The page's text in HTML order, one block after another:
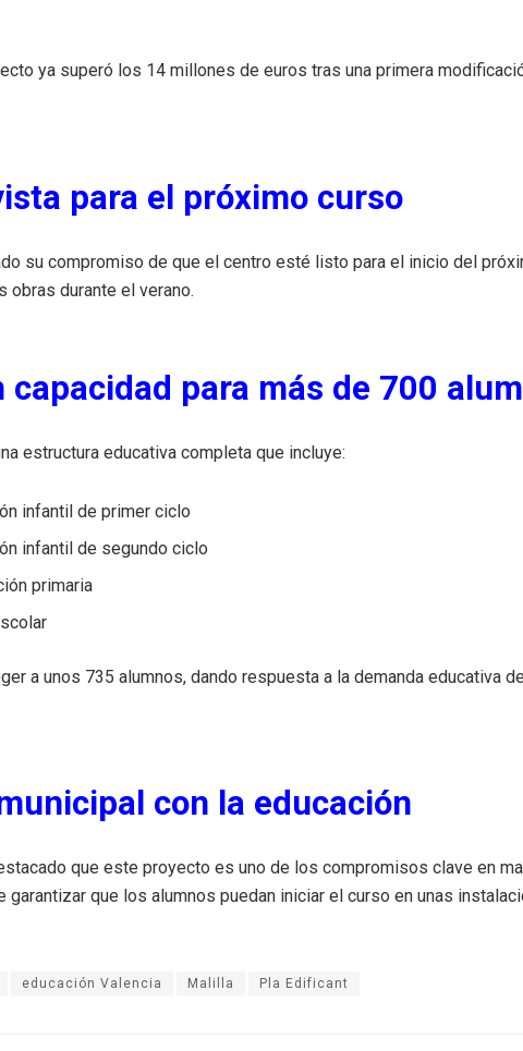
ya superó los 14 millones de euros tras una primera
para el próximo curso
su compromiso de que el centro esté listo para el inicio del
obras durante el verano.
capacidad para más de 700
estructura educativa completa que incluye:
infantil de primer ciclo
infantil de segundo ciclo
primaria
a unos 735 alumnos, dando respuesta a la demanda educativa
con la educación
que este proyecto es uno de los compromisos clave en
garantizar que los alumnos puedan iniciar el curso en unas
educación Valencia Malilla Pla Edificant